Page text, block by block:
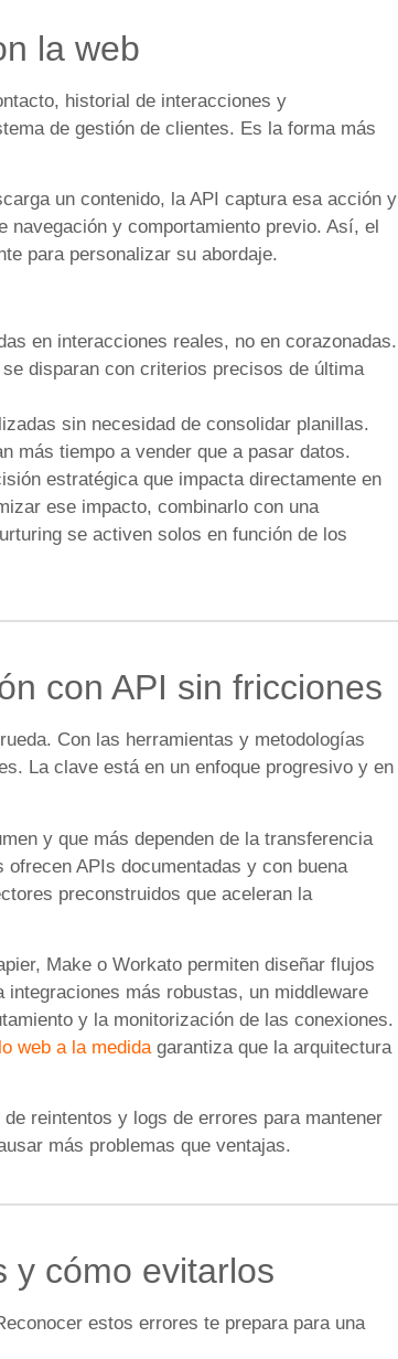
la web
historial de interacciones y
de gestión de clientes. Es la forma más
un contenido, la API captura esa acción y
navegación y comportamiento previo. Así, el
para personalizar su abordaje.
en interacciones reales, no en corazonadas.
disparan con criterios precisos de última
sin necesidad de consolidar planillas.
más tiempo a vender que a pasar datos.
estratégica que impacta directamente en
ese impacto, combinarlo con una
se activen solos en función de los
con API sin fricciones
Con las herramientas y metodologías
La clave está en un enfoque progresivo y en
y que más dependen de la transferencia
APIs documentadas y con buena
preconstruidos que aceleran la
Make o Workato permiten diseñar flujos
más robustas, un middleware
y la monitorización de las conexiones.
web a la medidagarantiza que la arquitectura
reintentos y logs de errores para mantener
más problemas que ventajas.
y cómo evitarlos
estos errores te prepara para una